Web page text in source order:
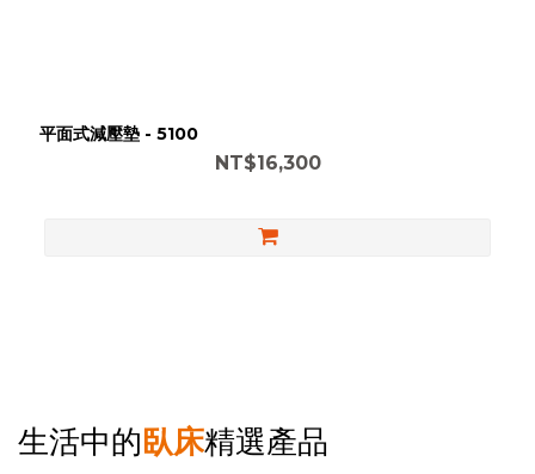
平面式減壓墊 - 5100
NT$16,300
生活中的臥床精選產品